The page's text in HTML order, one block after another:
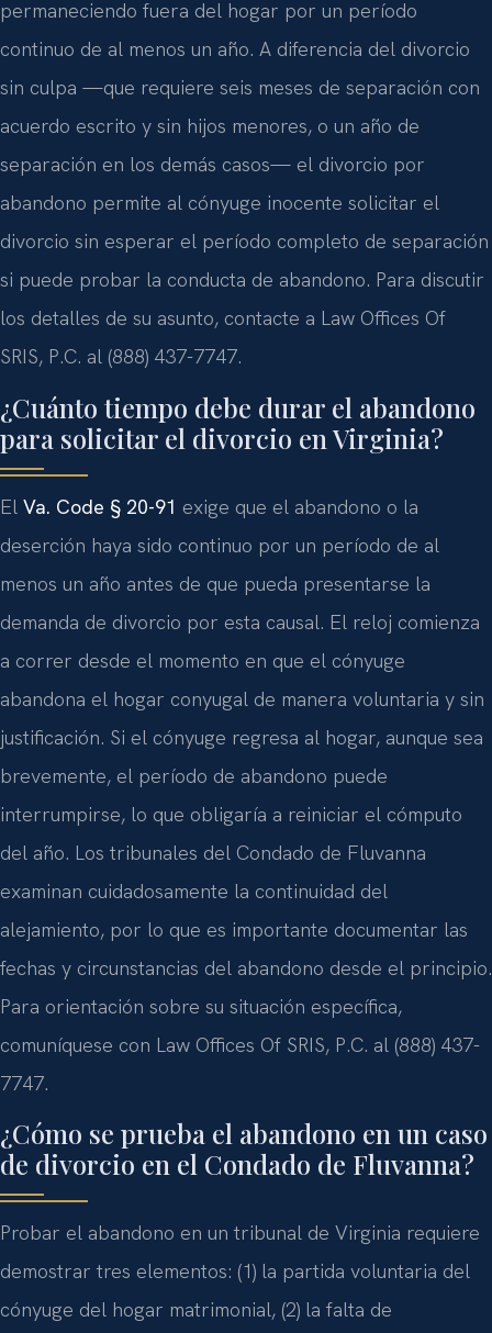
permaneciendo fuera del hogar por un período
continuo de al menos un año. A diferencia del divorcio
sin culpa —que requiere seis meses de separación con
acuerdo escrito y sin hijos menores, o un año de
separación en los demás casos— el divorcio por
abandono permite al cónyuge inocente solicitar el
divorcio sin esperar el período completo de separación
si puede probar la conducta de abandono. Para discutir
los detalles de su asunto, contacte a Law Offices Of
SRIS, P.C. al (888) 437-7747.
¿Cuánto tiempo debe durar el abandono
para solicitar el divorcio en Virginia?
El Va. Code § 20-91 exige que el abandono o la
deserción haya sido continuo por un período de al
menos un año antes de que pueda presentarse la
demanda de divorcio por esta causal. El reloj comienza
a correr desde el momento en que el cónyuge
abandona el hogar conyugal de manera voluntaria y sin
justificación. Si el cónyuge regresa al hogar, aunque sea
brevemente, el período de abandono puede
interrumpirse, lo que obligaría a reiniciar el cómputo
del año. Los tribunales del Condado de Fluvanna
examinan cuidadosamente la continuidad del
alejamiento, por lo que es importante documentar las
fechas y circunstancias del abandono desde el principio.
Para orientación sobre su situación específica,
comuníquese con Law Offices Of SRIS, P.C. al (888) 437-
7747.
¿Cómo se prueba el abandono en un caso
de divorcio en el Condado de Fluvanna?
Probar el abandono en un tribunal de Virginia requiere
demostrar tres elementos: (1) la partida voluntaria del
cónyuge del hogar matrimonial, (2) la falta de